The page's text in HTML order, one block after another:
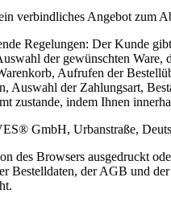
verbindliches Angebot zum
Regelungen: Der Kunde
der gewünschten
Aufrufen der
Auswahl der Zahlungsart,
zustande, indem Ihnen
GmbH, Urbanstraße,
des Browsers ausgedruckt
Bestelldaten, der AGB und